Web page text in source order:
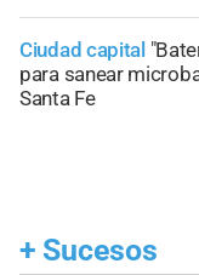
Ciudad capital
para sanear
Santa Fe
+ Sucesos